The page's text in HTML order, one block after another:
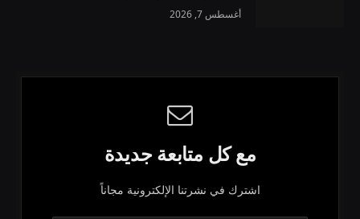
أغسطس 7, 2026
مع كل متابعة جديدة
اشترك في نشرتنا الإلكترونية مجاناً